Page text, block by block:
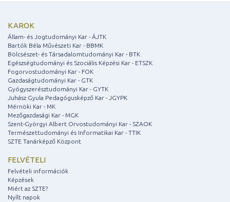
KAROK
Állam- és Jogtudományi Kar - ÁJTK
Bartók Béla Művészeti Kar - BBMK
Bölcsészet- és Társadalomtudományi Kar - BTK
Egészségtudományi és Szociális Képzési Kar - ETSZK
Fogorvostudományi Kar - FOK
Gazdaságtudományi Kar - GTK
Gyógyszerésztudományi Kar - GYTK
Juhász Gyula Pedagógusképző Kar - JGYPK
Mérnöki Kar - MK
Mezőgazdasági Kar - MGK
Szent-Györgyi Albert Orvostudományi Kar - SZAOK
Természettudományi és Informatikai Kar - TTIK
SZTE Tanárképző Központ
FELVÉTELI
Felvételi információk
Képzések
Miért az SZTE?
Nyílt napok